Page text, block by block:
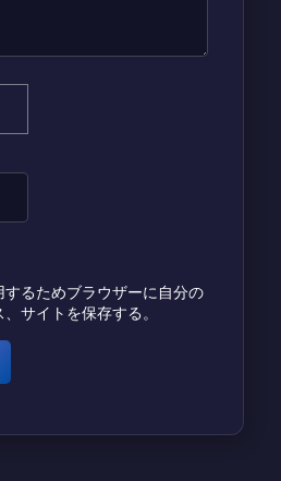
るためブラウザーに自分の
サイトを保存する。